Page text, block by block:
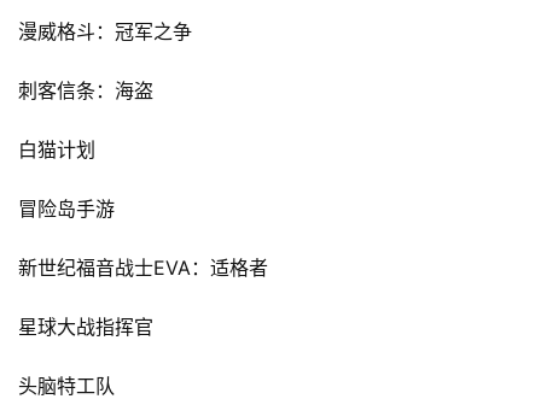
十
届
茶
月
3
漫威格斗：冠军之争
刺客信条：海盗
白猫计划
冒险岛手游
新世纪福音战士EVA：适格者
星球大战指挥官
头脑特工队